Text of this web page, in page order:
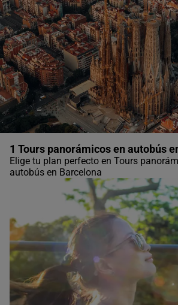
1 Tours panorámicos en autobús
Elige tu plan perfecto en Tours
autobús en Barcelona